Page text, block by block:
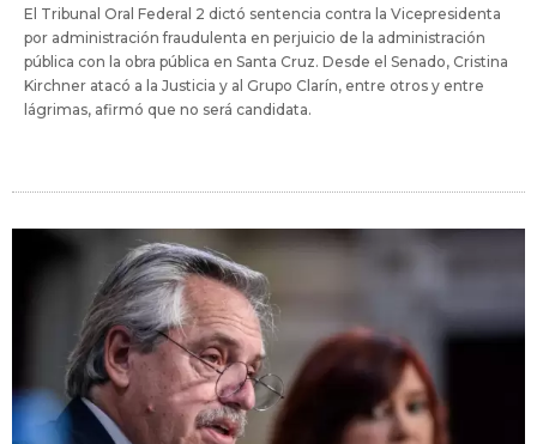
El Tribunal Oral Federal 2 dictó sentencia contra la Vicepresidenta
por administración fraudulenta en perjuicio de la administración
pública con la obra pública en Santa Cruz. Desde el Senado, Cristina
Kirchner atacó a la Justicia y al Grupo Clarín, entre otros y entre
lágrimas, afirmó que no será candidata.